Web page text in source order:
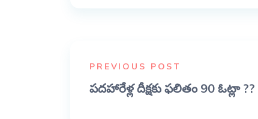
PREVIOUS POST
పదహారేళ్ల దీక్షకు ఫలితం 90 ఓట్లా ??